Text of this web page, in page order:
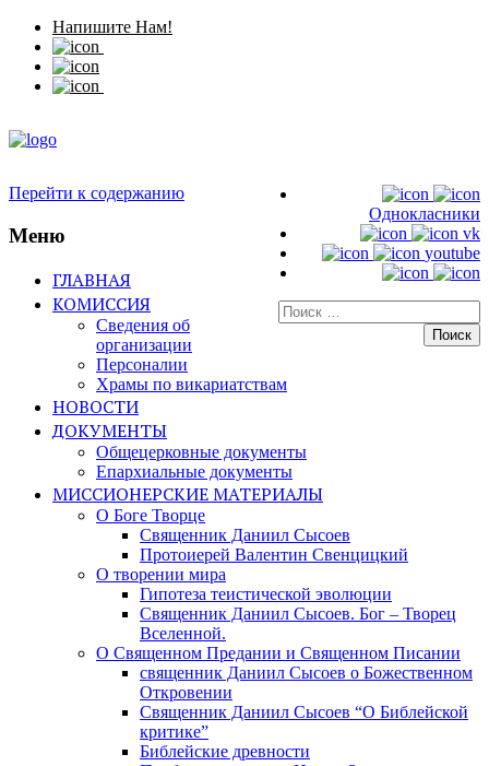
Напишите Нам!
Однокласники
vk
youtube
Искать:
Перейти к содержанию
Меню
ГЛАВНАЯ
КОМИССИЯ
Сведения об
организации
Персоналии
Храмы по викариатствам
НОВОСТИ
ДОКУМЕНТЫ
Общецерковные документы
Епархиальные документы
МИССИОНЕРСКИЕ МАТЕРИАЛЫ
О Боге Творце
Священник Даниил Сысоев
Протоиерей Валентин Свенцицкий
О творении мира
Гипотеза теистической эволюции
Священник Даниил Сысоев. Бог – Творец
Вселенной.
О Священном Предании и Священном Писании
священник Даниил Сысоев о Божественном
Откровении
Священник Даниил Сысоев “О Библейской
критике”
Библейские древности